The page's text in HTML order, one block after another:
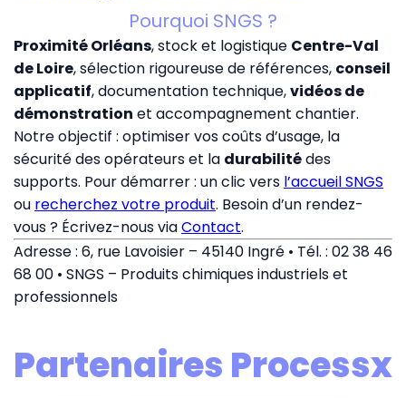
Pourquoi SNGS ?
Proximité Orléans, stock et logistique Centre-Val
de Loire, sélection rigoureuse de références, conseil
applicatif, documentation technique,vidéos de
démonstration et accompagnement chantier.
Notre objectif : optimiser vos coûts d’usage, la
sécurité des opérateurs et la durabilitédes
supports. Pour démarrer : un clic vers l’accueil SNGS
ou recherchez votre produit. Besoin d’un rendez-
vous ? Écrivez-nous viaContact.
Adresse : 6, rue Lavoisier – 45140 Ingré • Tél. : 02 38 46
68 00 • SNGS – Produits chimiques industriels et
professionnels
Partenaires Processx